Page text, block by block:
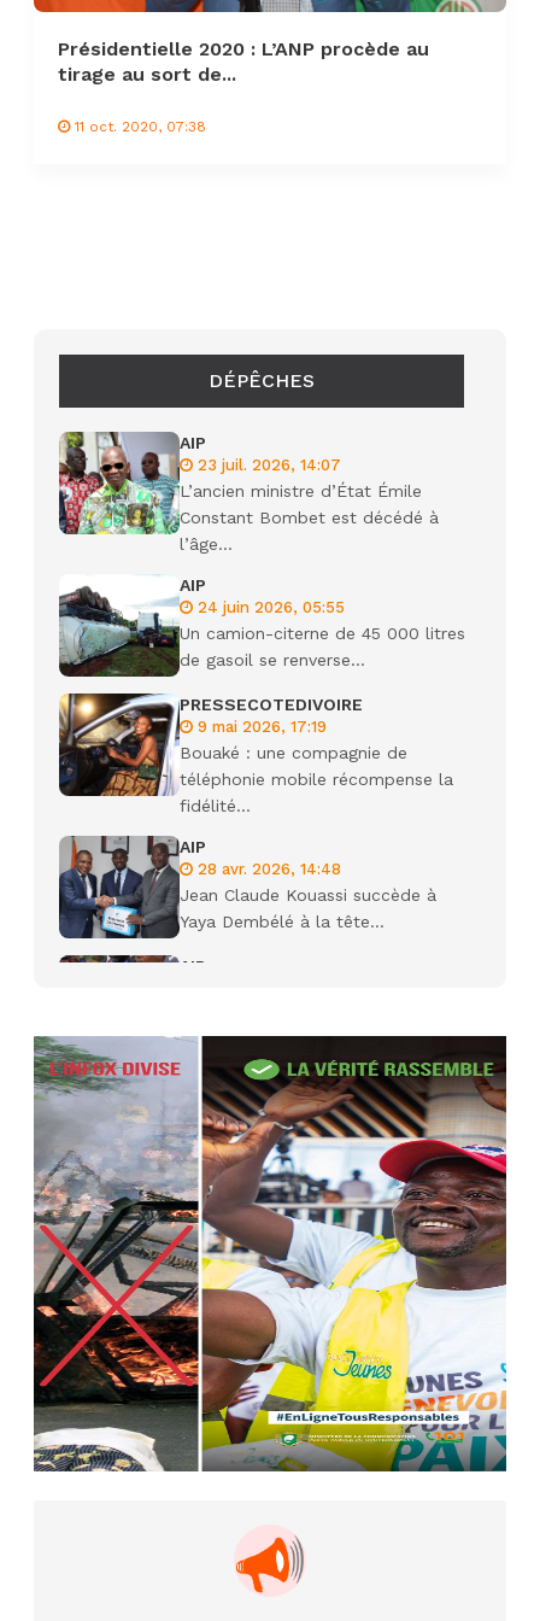
Présidentielle 2020 : L’ANP procède au
tirage au sort de...
11 oct. 2020, 07:38
DÉPÊCHES
AIP
23 juil. 2026, 14:07
L’ancien ministre d’État Émile
Constant Bombet est décédé à
l’âge...
AIP
24 juin 2026, 05:55
Un camion-citerne de 45 000 litres
de gasoil se renverse...
PRESSECOTEDIVOIRE
9 mai 2026, 17:19
Bouaké : une compagnie de
téléphonie mobile récompense la
fidélité...
AIP
28 avr. 2026, 14:48
Jean Claude Kouassi succède à
Yaya Dembélé à la tête...
AIP
Camara tué lors d’attaques...
22 avr. 2026, 16:41
Des bureaux ravagés dans un
incendie survenu à la mairie...
AIP
10 avr. 2026, 09:48
Nommé Médiateur de la
République, Gaoussou Touré prend
officiellement fonction
AIP
13 mars 2026, 10:43
Nécrologie : décès de Guillaume
Houphouët-Boigny, fils du Père
fondateur...
12ᵉ Congrès ordinaire de l’UNJCI: la
campagne électorale reprend du...